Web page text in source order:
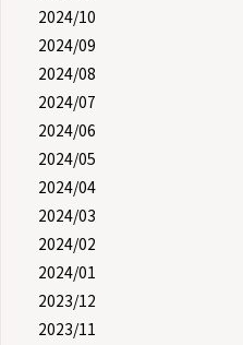
2024/10
2024/09
2024/08
2024/07
2024/06
2024/05
2024/04
2024/03
2024/02
2024/01
2023/12
2023/11